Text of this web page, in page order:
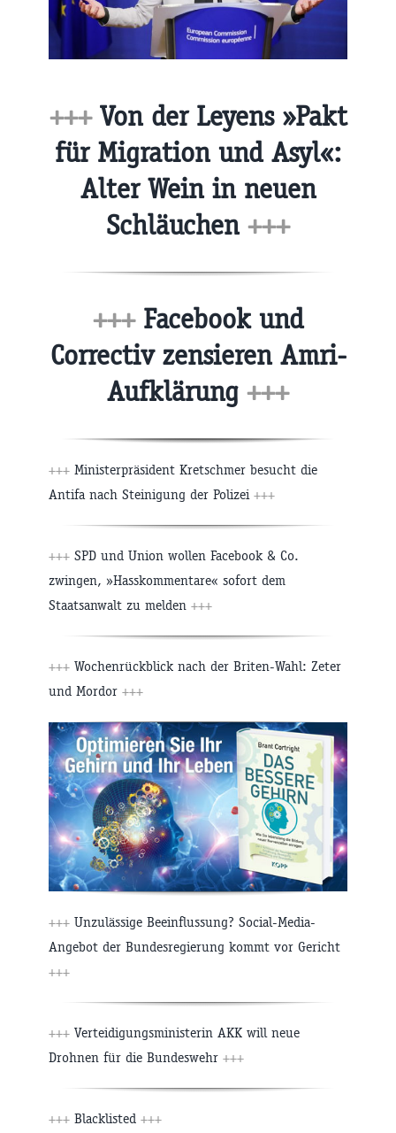
+++Von der Leyens »Pakt
für Migration und Asyl«:
Alter Wein in neuen
Schläuchen +++
+++Facebook und
Correctiv zensieren Amri-
Aufklärung +++
+++ Ministerpräsident Kretschmer besucht die
Antifa nach Steinigung der Polizei +++
+++ SPD und Union wollen Facebook & Co.
zwingen, »Hasskommentare« sofort dem
Staatsanwalt zu melden +++
+++ Wochenrückblick nach der Briten-Wahl: Zeter
und Mordor +++
+++ Unzulässige Beeinflussung? Social-Media-
Angebot der Bundesregierung kommt vor Gericht
+++
+++ Verteidigungsministerin AKK will neue
Drohnen für die Bundeswehr +++
+++ Blacklisted +++